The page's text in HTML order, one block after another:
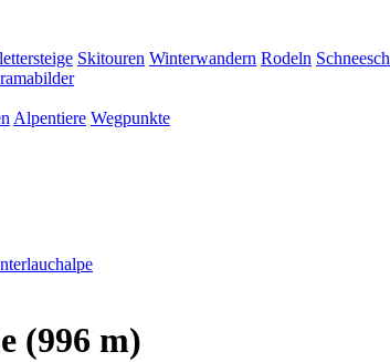
Skitouren Winterwandern Rodeln
Alpentiere Wegpunkte
(996 m)